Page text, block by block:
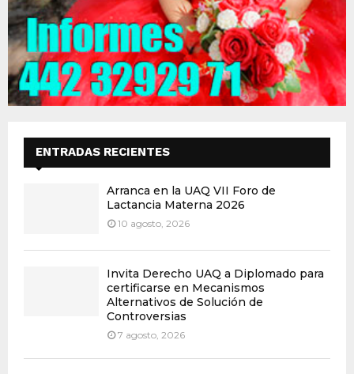
ENTRADAS RECIENTES
Arranca en la UAQ VII Foro de
Lactancia Materna 2026
10 agosto, 2026
Invita Derecho UAQ a Diplomado para
certificarse en Mecanismos
Alternativos de Solución de
Controversias
7 agosto, 2026